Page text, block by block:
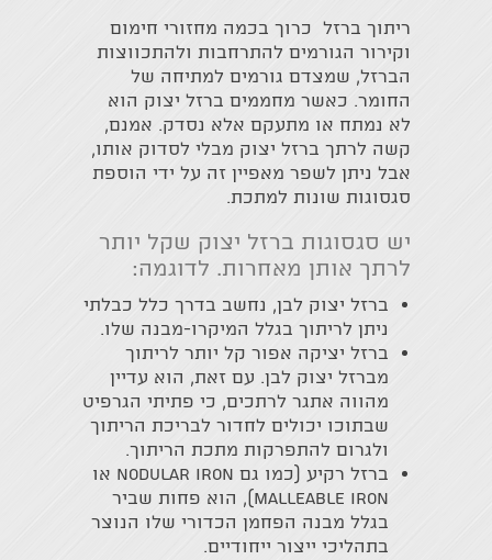
ריתוך ברזל כרוך בכמה מחזורי חימום
וקירור הגורמים להתרחבות ולהתכווצות
הברזל, שמצדם גורמים למתיחה של
החומר. כאשר מחממים ברזל יצוק הוא
לא נמתח או מתעקם אלא נסדק. אמנם,
קשה לרתך ברזל יצוק מבלי לסדוק אותו,
אבל ניתן לשפר מאפיין זה על ידי הוספת
סגסוגות שונות למתכת.
יש סגסוגות ברזל יצוק שקל יותר
לרתך אותן מאחרות. לדוגמה:
ברזל יצוק לבן, נחשב בדרך כלל כבלתי
ניתן לריתוך בגלל המיקרו-מבנה שלו.
ברזל יציקה אפור קל יותר לריתוך
מברזל יצוק לבן. עם זאת, הוא עדיין
מהווה אתגר לרתכים, כי פתיתי הגרפיט
שבתוכו יכולים לחדור לבריכת הריתוך
ולגרום להתפרקות מתכת הריתוך.
ברזל רקיע (כמו גם Nodular iron או
Malleable iron), הוא פחות שביר
בגלל מבנה הפחמן הכדורי שלו הנוצר
בתהליכי ייצור ייחודיים.